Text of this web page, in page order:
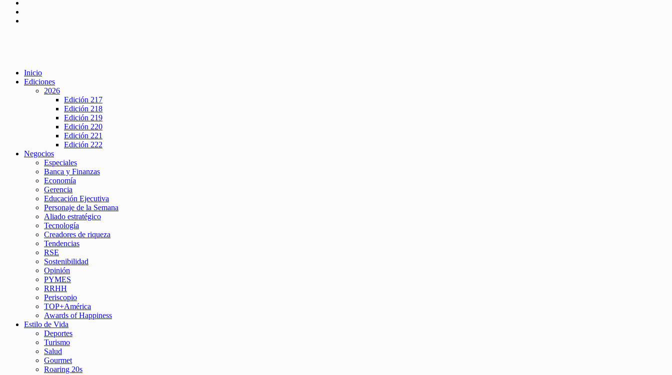
Inicio
Ediciones
2026
Edición 217
Edición 218
Edición 219
Edición 220
Edición 221
Edición 222
Negocios
Especiales
Banca y Finanzas
Economía
Gerencia
Educación Ejecutiva
Personaje de la Semana
Aliado estratégico
Tecnología
Creadores de riqueza
Tendencias
RSE
Sostenibilidad
Opinión
PYMES
RRHH
Periscopio
TOP+América
Awards of Happiness
Estilo de Vida
Deportes
Turismo
Salud
Gourmet
Roaring 20s